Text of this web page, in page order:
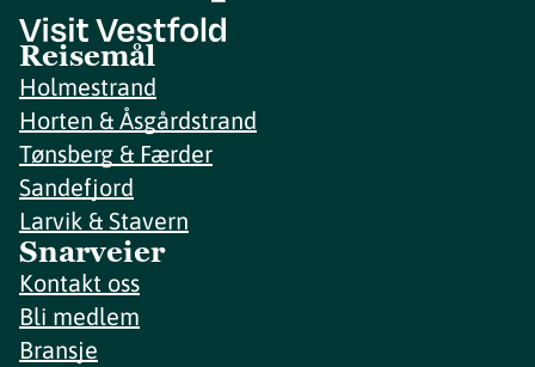
Reisemål
Holmestrand
Horten & Åsgårdstrand
Tønsberg & Færder
Sandefjord
Larvik & Stavern
Snarveier
Kontakt oss
Bli medlem
Bransje